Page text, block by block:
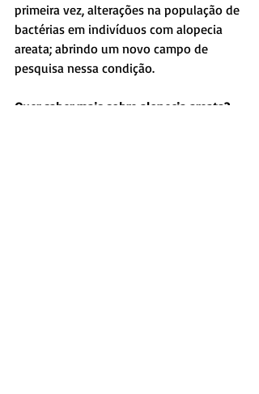
primeira vez, alterações na população de
bactérias em indivíduos com alopecia
areata; abrindo um novo campo de
pesquisa nessa condição.
Quer saber mais sobre alopecia areata?